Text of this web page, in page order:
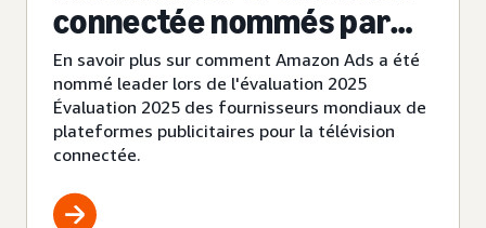
connectée nommés par
IDC MarketScape
En savoir plus sur comment Amazon Ads a été
nommé leader lors de l'évaluation 2025
Évaluation 2025 des fournisseurs mondiaux de
plateformes publicitaires pour la télévision
connectée.